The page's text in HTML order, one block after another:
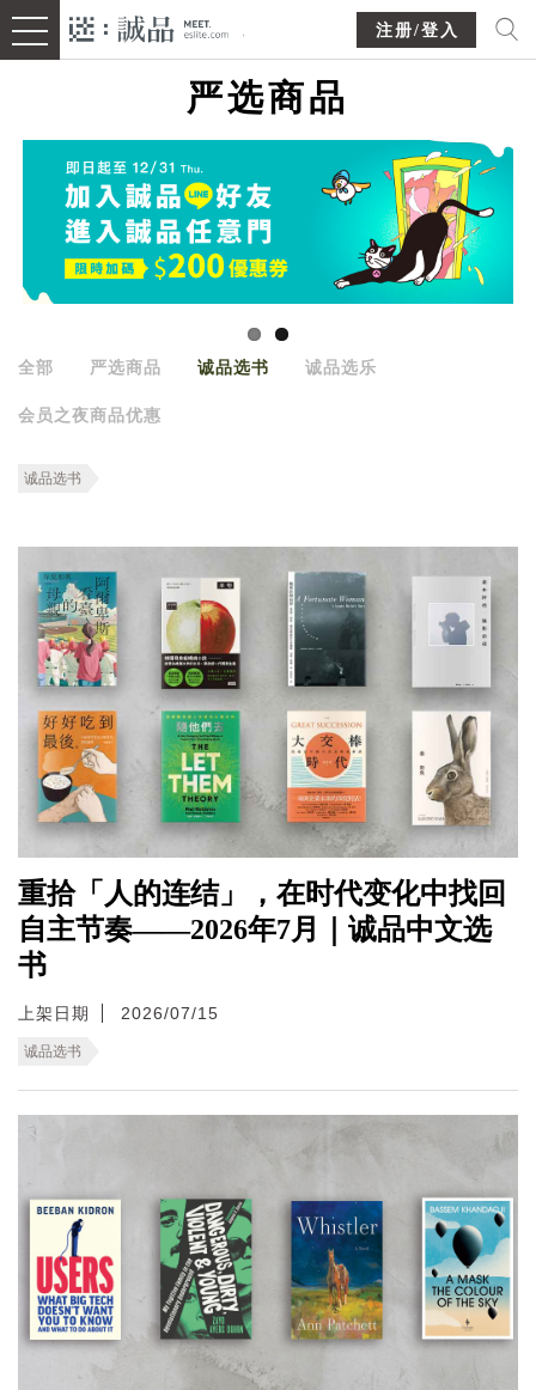
注册/登入
严选商品
全部 严选商品 诚品选书 诚品选乐
会员之夜商品优惠
诚品选书
重拾「人的连结」，在时代变化中找回
自主节奏——2026年7月｜诚品中文选
书
上架日期 2026/07/15
诚品选书